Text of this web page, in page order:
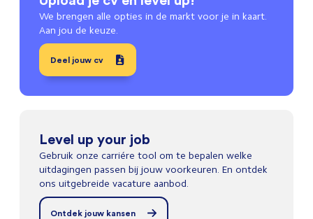
We brengen alle opties in de markt voor je in kaart.
Aan jou de keuze.
Deel jouw cv
Level up your job
Gebruik onze carriére tool om te bepalen welke
uitdagingen passen bij jouw voorkeuren. En ontdek
ons uitgebreide vacature aanbod.
Ontdek jouw kansen